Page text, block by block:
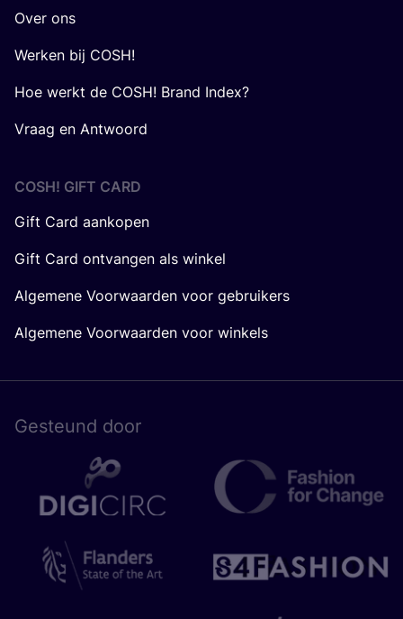
Over ons
Werken bij COSH!
Hoe werkt de COSH! Brand Index?
Vraag en Antwoord
COSH! GIFT CARD
Gift Card aankopen
Gift Card ontvangen als winkel
Algemene Voorwaarden voor gebruikers
Algemene Voorwaarden voor winkels
Gesteund door